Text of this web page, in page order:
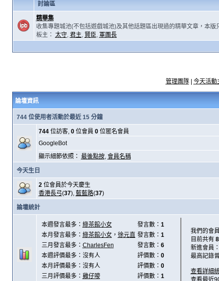
討論區
精華集
收集專題城池(不包括遊戲城池)及其他話題區出現過的精華文章，本版
板主： 太守, 君主, 賢臣, 軍團長
管理團隊| 今天活動
論壇資訊
744 位使用者活動於最近 15 分鐘
744位訪客, 0位會員 0位匿名會員
GoogleBot
顯示細節依照： 最後點按, 會員名稱
今天生日
2位會員於今天慶生
香港長弓(37), 藍藍路(37)
論壇統計
本週發言最多： 綠茶館小女 發言數： 1
本月發言最多： 綠茶館小女， 徐元直 發言數： 1
三月發言最多： CharlesFen 發言數： 6
本週評價最多：沒有人
評價數： 0
本月評價最多：沒有人
評價數： 0
三月評價最多： 雞仔嘜 評價數： 1
我們的會
目前共有
新進會員
最高記錄
查看詳細
查看最近